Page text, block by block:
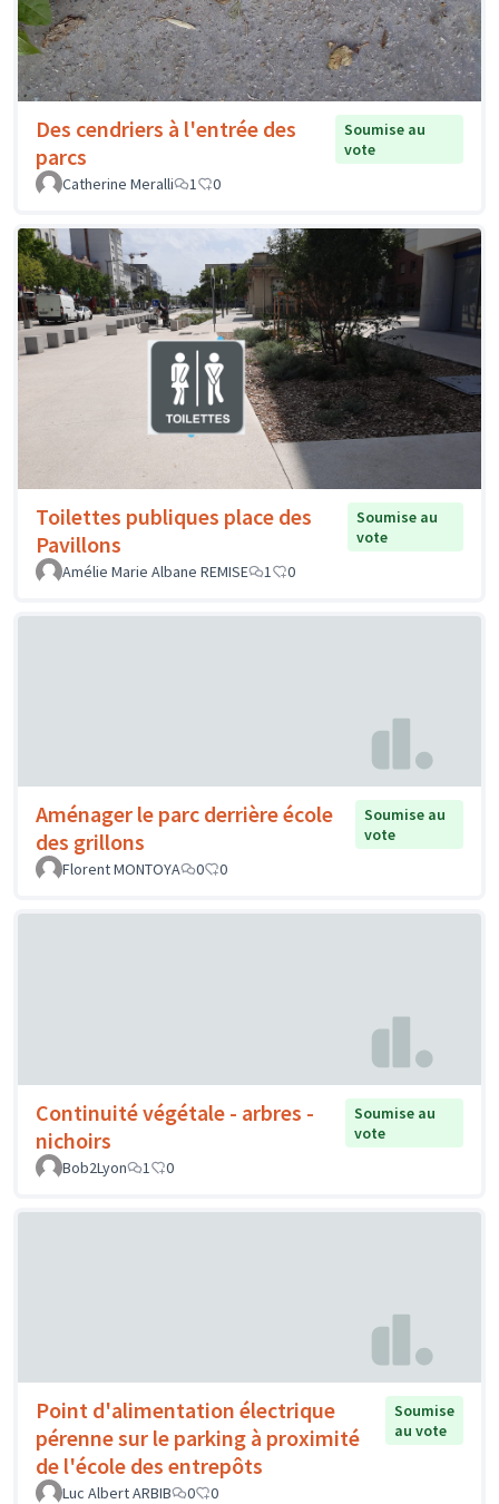
Des cendriers à l'entrée des
parcs
Soumise au
vote
Catherine Meralli
1 0
Toilettes publiques place des
Pavillons
Soumise au
vote
Amélie Marie Albane REMISE
1 0
Aménager le parc derrière école
des grillons
Soumise au
vote
Florent MONTOYA
0 0
Continuité végétale - arbres -
nichoirs
Soumise au
vote
Bob2Lyon
1 0
Point d'alimentation électrique
pérenne sur le parking à proximité
de l'école des entrepôts
Soumise
au vote
Luc Albert ARBIB 0 0